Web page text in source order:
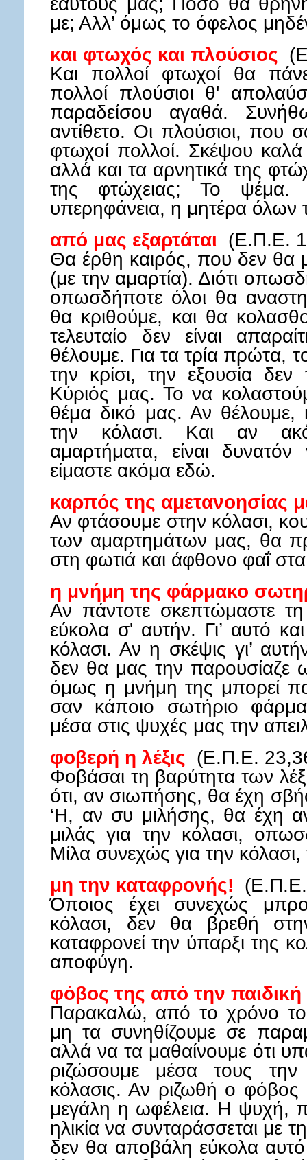
με; Αλλ’ όμως το όφελος
και φτωχός και πλούσιος
Και πολλοί φτωχοί θα
πολλοί πλούσιοι θ'
παραδείσου αγαθά.
αντίθετο. Οι πλούσιοι, που
φτωχοί πολλοί. Σκέψου
αλλά και τα αρνητικά της
της φτώχειας; Το
υπερηφάνεια, η μητέρα
από μας εξαρτάται (Ε.Π.Ε.
Θα έρθη καιρός, που δεν θα
(με την αμαρτία). Διότι
οπωσδήποτε όλοι θα
θα κριθούμε, και θα
τελευταίο δεν είναι
θέλουμε. Για τα τρία πρώτα,
την κρίσι, την εξουσία
Κύριός μας. Το να
θέμα δικό μας. Αν θέλουμε,
την κόλασι. Και αν
αμαρτήματα, είναι
είμαστε ακόμα εδώ.
καρπός της αμετανοησίας
Αν φτάσουμε στην κόλασι,
των αμαρτημάτων μας, θα
στη φωτιά και άφθονο φαΐ
η μνήμη της φάρμακο
Αν πάντοτε σκεπτώμαστε
εύκολα σ' αυτήν. Γι’ αυτό
κόλασι. Αν η σκέψις γι’
δεν θα μας την παρουσίαζε
όμως η μνήμη της μπορεί
σαν κάποιο σωτήριο
μέσα στις ψυχές μας την
φοβερή η λέξις (Ε.Π.Ε.
Φοβάσαι τη βαρύτητα των
ότι, αν σιωπήσης, θα έχη
‘Η, αν συ μιλήσης, θα έχη
μιλάς για την κόλασι,
Μίλα συνεχώς για την
μη την καταφρονής!
Όποιος έχει συνεχώς
κόλασι, δεν θα βρεθή
καταφρονεί την ύπαρξι της
αποφύγη.
φόβος της από την παιδική
Παρακαλώ, από το χρόνο
μη τα συνηθίζουμε σε
αλλά να τα μαθαίνουμε ότι
ριζώσουμε μέσα τους την
κόλασις. Αν ριζωθή ο
μεγάλη η ωφέλεια. Η ψυχή,
ηλικία να συνταράσσεται με
δεν θα αποβάλη εύκολα